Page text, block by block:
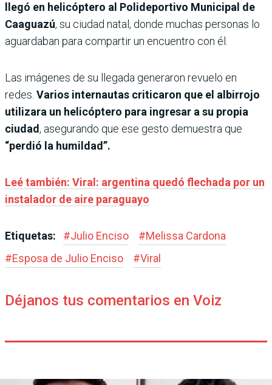
llegó en helicóptero al Polideportivo Municipal de
Caaguazú, su ciudad natal, donde muchas personas lo
aguardaban para compartir un encuentro con él.
Las imágenes de su llegada generaron revuelo en
redes. Varios internautas criticaron que el albirrojo
utilizara un helicóptero para ingresar a su propia
ciudad, asegurando que ese gesto demuestra que
“perdió la humildad”.
Leé también: Viral: argentina quedó flechada por un
instalador de aire paraguayo
Etiquetas: #Julio Enciso #Melissa Cardona
#Esposa de Julio Enciso #Viral
Déjanos tus comentarios en Voiz